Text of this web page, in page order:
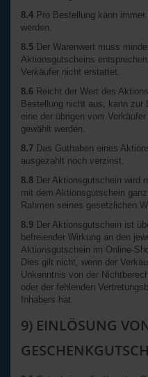
8.4 Pro Bestellung kann
werden.
8.5 Der Warenwert muss
Aktionsgutscheins
Verkäufer nicht erstattet.
8.6 Reicht der Wert des
Bestellung nicht aus, kann zur
eine der übrigen vom
gewählt werden.
8.7 Das Guthaben eines
ausgezahlt noch verzinst.
8.8 Der Aktionsgutschein wird
mit dem Aktionsgutschein
Rahmen seines gesetzlichen
8.9 Der Aktionsgutschein ist
befreiender Wirkung an den
Aktionsgutschein im Online-
Dies gilt nicht, wenn der
Unkenntnis von der
oder der fehlenden
Inhabers hat.
9) EINLÖSUNG